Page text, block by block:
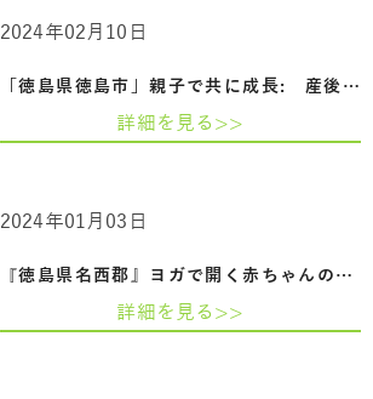
「徳島県徳島市」親子で共に成長: 産後の…
2024年02月10日
詳細を見る>>
『徳島県名西郡』ヨガで開く赤ちゃんの可…
2024年01月03日
詳細を見る>>